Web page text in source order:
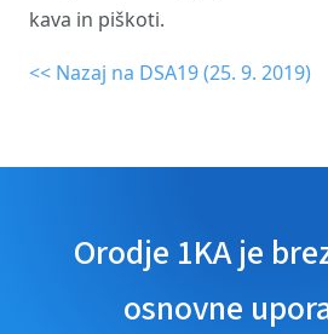
kava in piškoti.
<< Nazaj na DSA19 (25. 9. 2019)
Orodje 1KA je
osnovne